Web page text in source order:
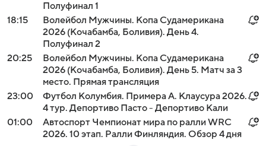
Полуфинал 1
18:15
Волейбол Мужчины. Копа Судамерикана
2026 (Кочабамба, Боливия). День 4.
Полуфинал 2
20:25
Волейбол Мужчины. Копа Судамерикана
2026 (Кочабамба, Боливия). День 5. Матч за 3
место. Прямая трансляция
23:00
Футбол Колумбия. Примера А. Клаусура 2026.
4 тур. Депортиво Пасто - Депортиво Кали
01:00
Автоспорт Чемпионат мира по ралли WRC
2026. 10 этап. Ралли Финляндия. Обзор 4 дня